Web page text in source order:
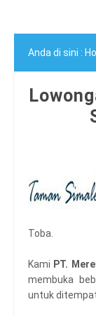
Anda di sini :
Toba.
Kami PT.
membuka
untuk